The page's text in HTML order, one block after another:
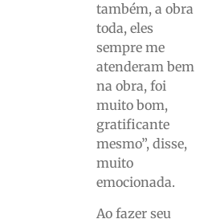
também, a obra
toda, eles
sempre me
atenderam bem
na obra, foi
muito bom,
gratificante
mesmo”, disse,
muito
emocionada.
Ao fazer seu